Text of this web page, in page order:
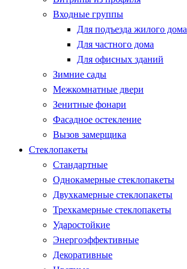
Входные группы
Для подъезда жилого дома
Для частного дома
Для офисных зданий
Зимние сады
Межкомнатные двери
Зенитные фонари
Фасадное остекление
Вызов замерщика
Стеклопакеты
Стандартные
Однокамерные стеклопакеты
Двухкамерные стеклопакеты
Трехкамерные стеклопакеты
Ударостойкие
Энергоэффективные
Декоративные